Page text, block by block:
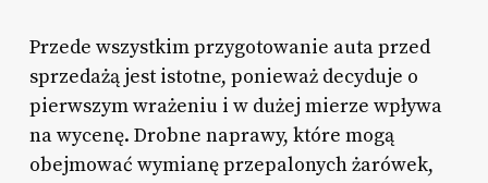
Przede wszystkim przygotowanie auta przed
sprzedażą jest istotne, ponieważ decyduje o
pierwszym wrażeniu i w dużej mierze wpływa
na wycenę. Drobne naprawy, które mogą
obejmować wymianę przepalonych żarówek,